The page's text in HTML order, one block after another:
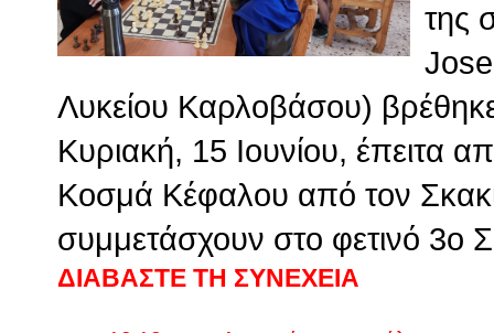
της
Λυκείου Καρλοβάσου)
Κυριακή, 15 Ιουνίου, έπειτα
Κοσμά Κέφαλου από τον
συμμετάσχουν στο φετινό 3ο
ΔΙΑΒΑΣΤΕ ΤΗ ΣΥΝΕΧΕΙΑ